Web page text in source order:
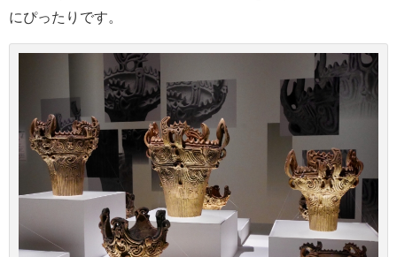
にぴったりです。